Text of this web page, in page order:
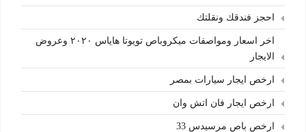
احجز فندقك ونقلتك
اخر اسعار ومواصفات ميكروباص تويوتا هاياس ٢٠٢٠ وعروض
الايجار
ارخص ايجار سيارات بمصر
ارخص ايجار فان اتش وان
ارخص باص مرسيدس 33